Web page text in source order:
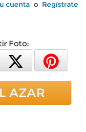
cuenta o Regístrate
Foto:
AZAR